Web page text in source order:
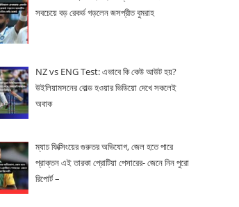
সবচেয়ে বড় রেকর্ড গড়লেন জসপ্রীত বুমরাহ
NZ vs ENG Test: এভাবে কি কেউ আউট হয়?
উইলিয়ামসনের বোল্ড হওয়ার ভিডিয়ো দেখে সকলেই
অবাক
ম্যাচ ফিক্সিংয়ের গুরুতর অভিযোগ, জেল হতে পারে
প্রাক্তন এই তারকা প্রোটিয়া পেসারের- জেনে নিন পুরো
রিপোর্ট –